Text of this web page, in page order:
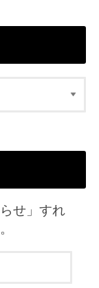
せ」すれ